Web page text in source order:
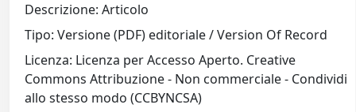
Descrizione: Articolo
Tipo: Versione (PDF) editoriale / Version Of Record
Licenza: Licenza per Accesso Aperto. Creative
Commons Attribuzione - Non commerciale - Condividi
allo stesso modo (CCBYNCSA)